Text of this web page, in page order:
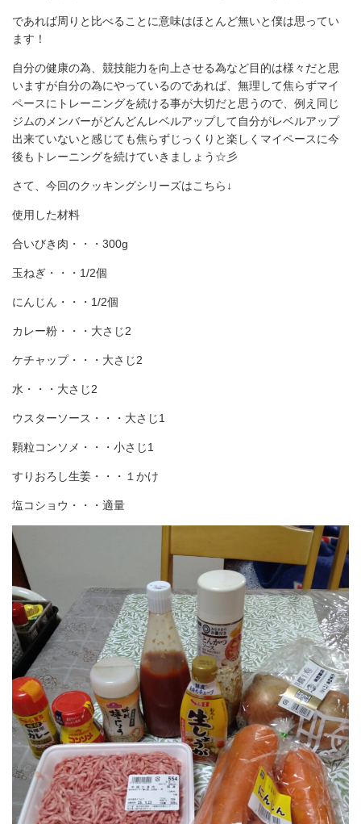
であれば周りと比べることに意味はほとんど無いと僕は思ってい
ます！
自分の健康の為、競技能力を向上させる為など目的は様々だと思
いますが自分の為にやっているのであれば、無理して焦らずマイ
ペースにトレーニングを続ける事が大切だと思うので、例え同じ
ジムのメンバーがどんどんレベルアップして自分がレベルアップ
出来ていないと感じても焦らずじっくりと楽しくマイペースに今
後もトレーニングを続けていきましょう☆彡
さて、今回のクッキングシリーズはこちら↓
使用した材料
合いびき肉・・・300g
玉ねぎ・・・1/2個
にんじん・・・1/2個
カレー粉・・・大さじ2
ケチャップ・・・大さじ2
水・・・大さじ2
ウスターソース・・・大さじ1
顆粒コンソメ・・・小さじ1
すりおろし生姜・・・１かけ
塩コショウ・・・適量